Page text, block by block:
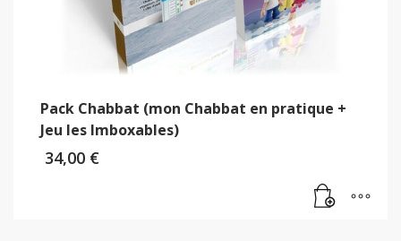
Pack Chabbat (mon Chabbat en pratique +
Jeu les Imboxables)
34,00 €